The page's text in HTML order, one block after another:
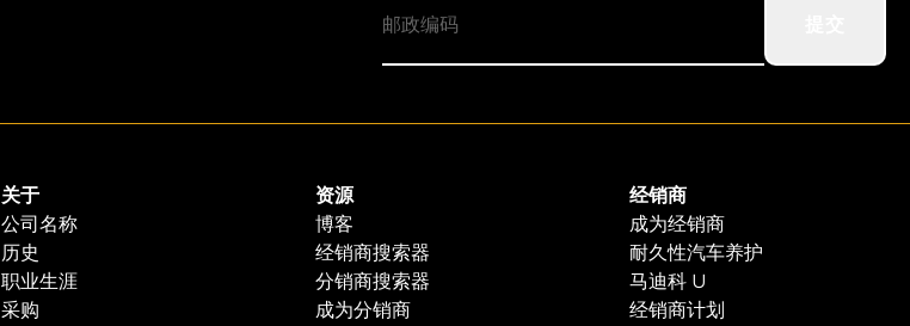
关于
公司名称
历史
职业生涯
采购
资源
博客
经销商搜索器
分销商搜索器
成为分销商
经销商
成为经销商
耐久性汽车养护
马迪科 U
经销商计划